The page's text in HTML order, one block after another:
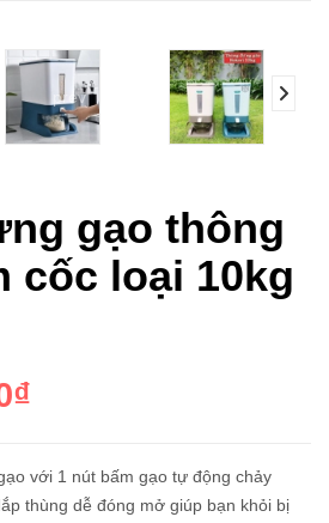
prev
gạo thông
cốc loại 10kg
với 1 nút bấm gạo tự động chảy